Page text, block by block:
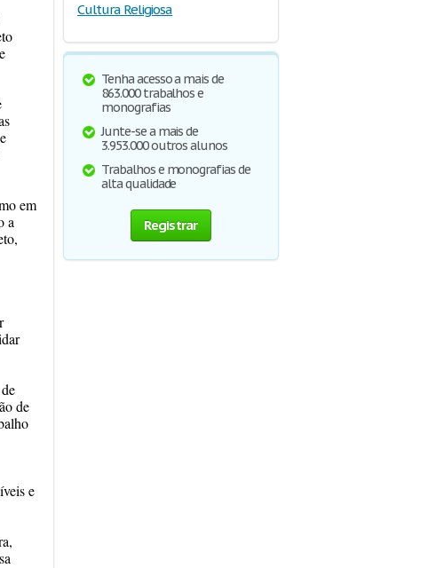
em
a
de
e
Cultura Religiosa
Tenha acesso a mais de
863.000 trabalhos e
monografias
Junte-se a mais de
3.953.000 outros alunos
Trabalhos e monografias de
alta qualidade
Registrar